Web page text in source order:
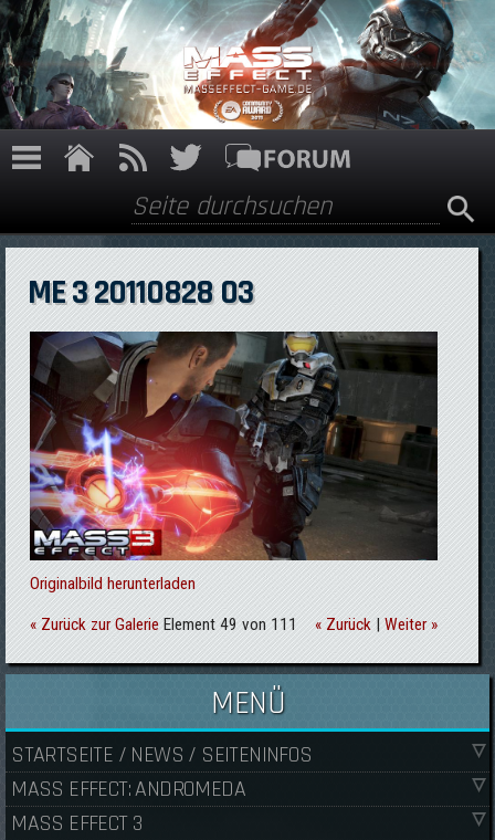
Direkt zum Inhalt
Suchformular
Suche
ME 3 20110828 03
Originalbild herunterladen
« Zurück zur Galerie Element 49 von 111 « Zurück|Weiter »
MENÜ
STARTSEITE / NEWS / SEITENINFOS
MASS EFFECT: ANDROMEDA
MASS EFFECT 3